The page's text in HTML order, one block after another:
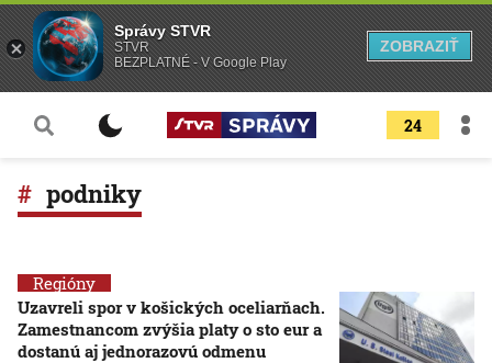
24
podniky
Regióny
Uzavreli spor v košických oceliarňach.
Zamestnancom zvýšia platy o sto eur a
dostanú aj jednorazovú odmenu
Správy STVR
STVR
BEZPLATNÉ - V Google Play
ZOBRAZIŤ